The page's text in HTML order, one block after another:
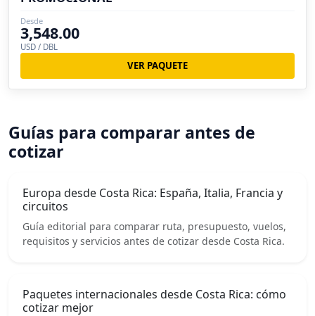
Desde
3,548.00
USD / DBL
VER PAQUETE
Guías para comparar antes de
cotizar
Europa desde Costa Rica: España, Italia, Francia y
circuitos
Guía editorial para comparar ruta, presupuesto, vuelos,
requisitos y servicios antes de cotizar desde Costa Rica.
Paquetes internacionales desde Costa Rica: cómo
cotizar mejor